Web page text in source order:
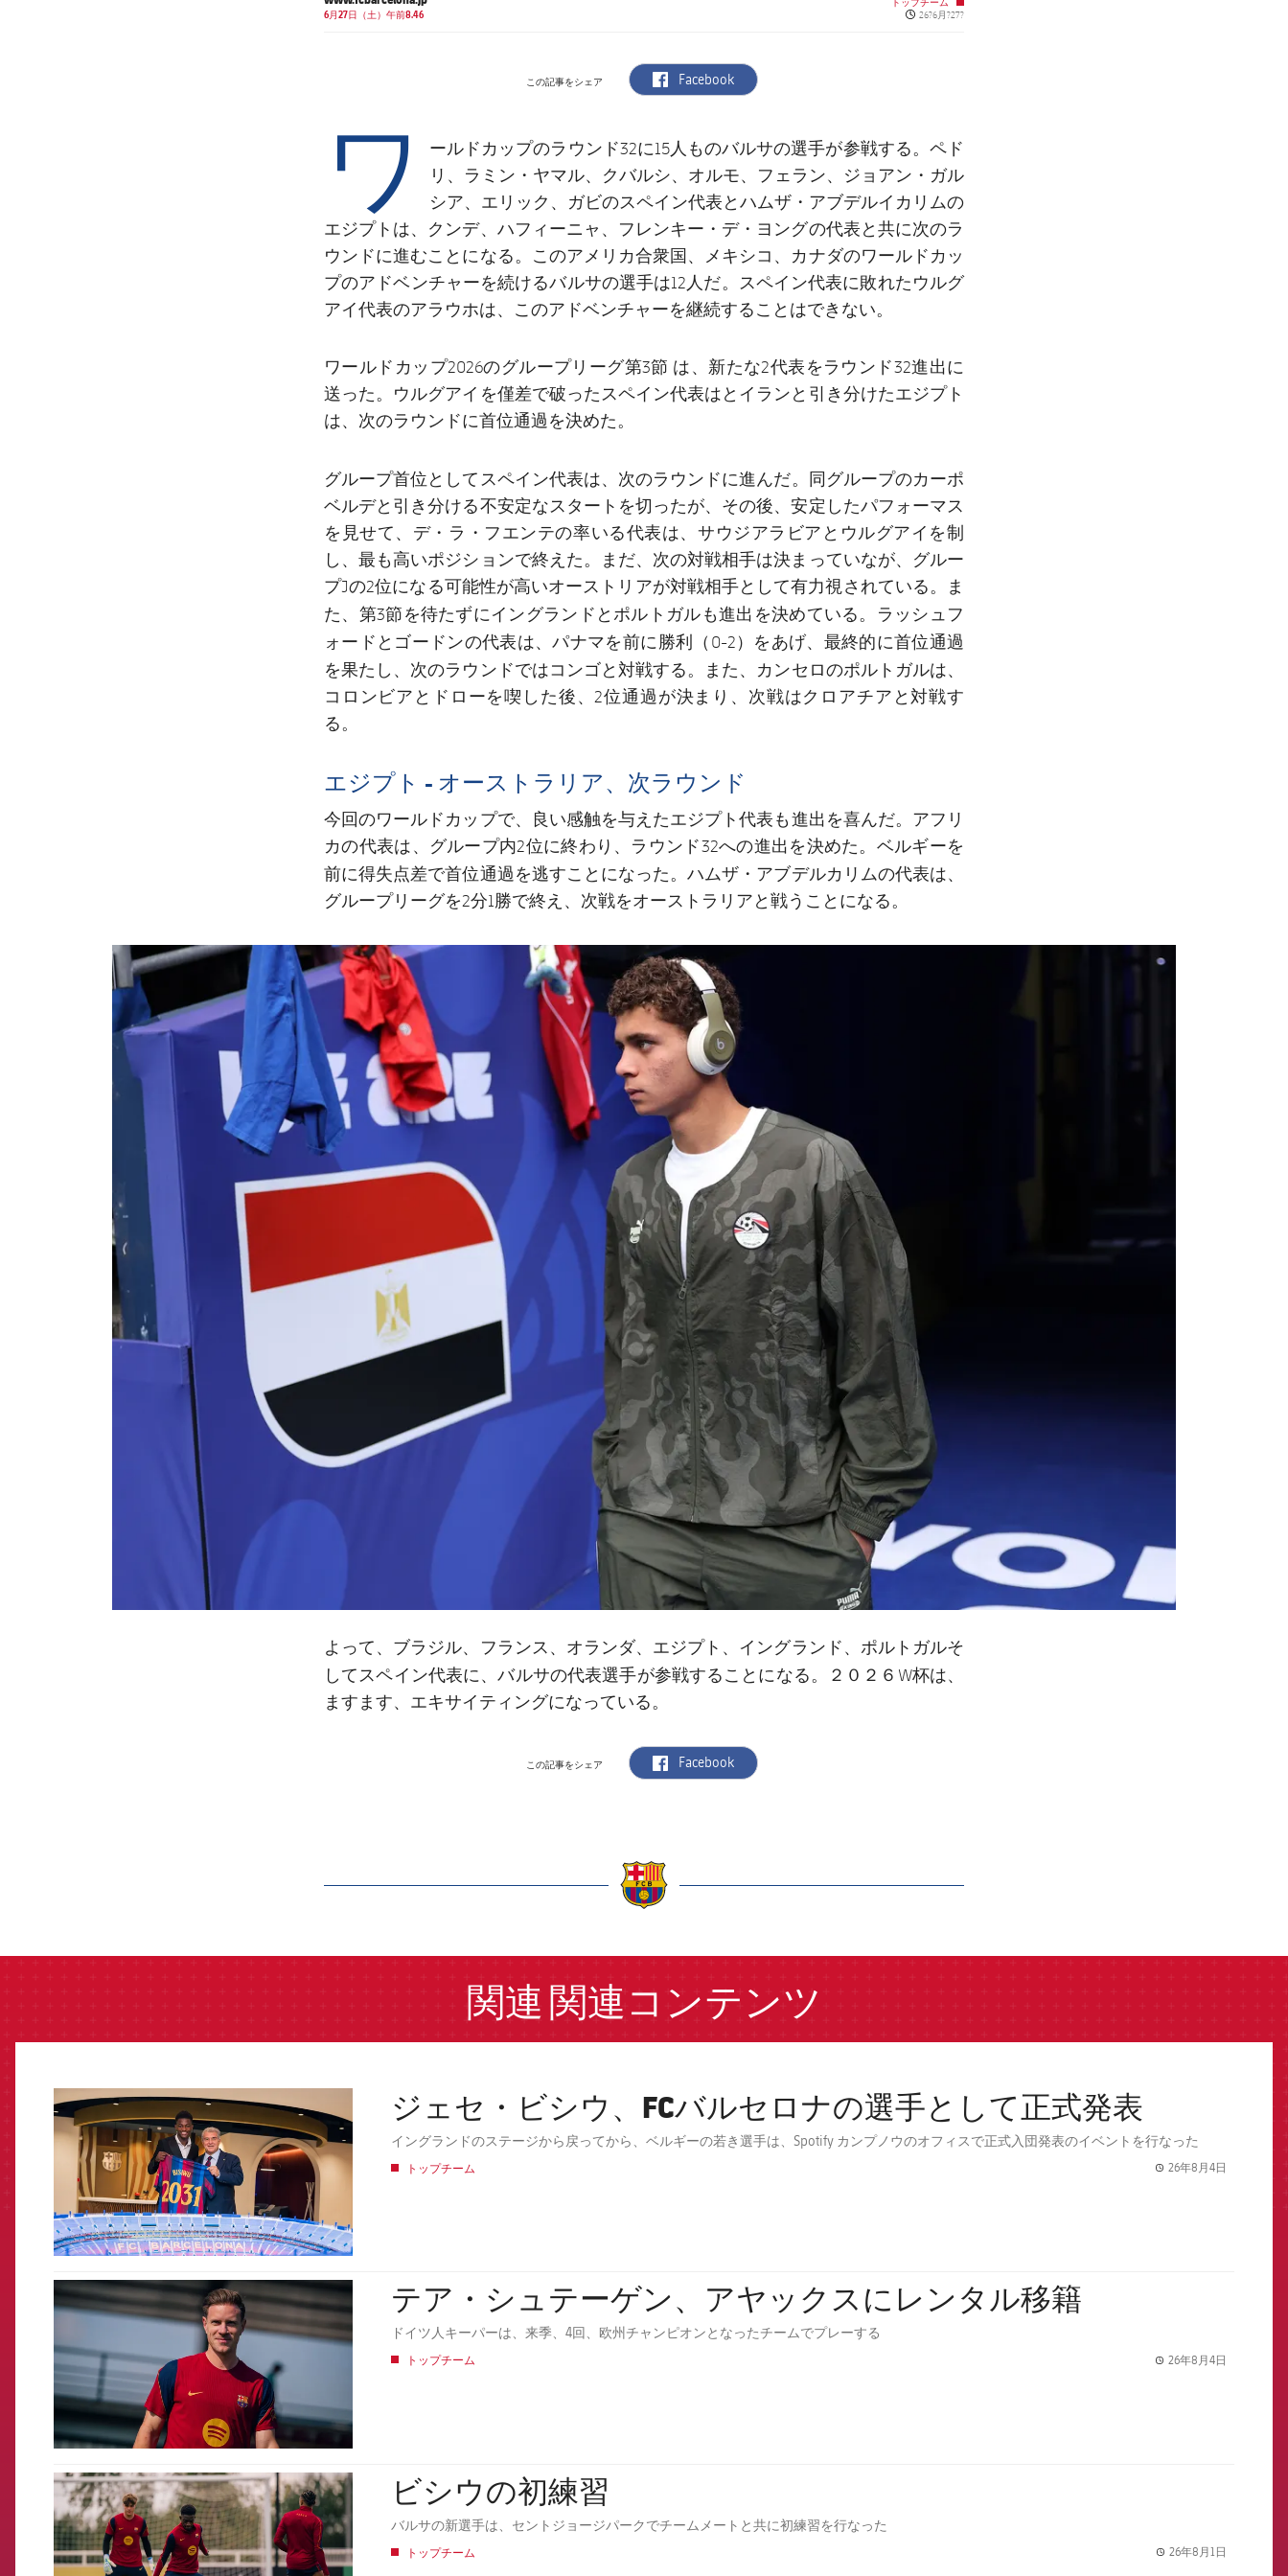
6月27日（土）午前8.46
Published news
26?6月?27?
この記事をシェア label.aria.facebook
Facebook
ワ
ールドカップのラウンド32に15人ものバルサの選手が参戦する。ペド
リ、ラミン・ヤマル、クバルシ、オルモ、フェラン、ジョアン・ガル
シア、エリック、ガビのスペイン代表とハムザ・アブデルイカリムの
エジプトは、クンデ、ハフィーニャ、フレンキー・デ・ヨングの代表と共に次のラ
ウンドに進むことになる。このアメリカ合衆国、メキシコ、カナダのワールドカッ
プのアドベンチャーを続けるバルサの選手は12人だ。スペイン代表に敗れたウルグ
アイ代表のアラウホは、このアドベンチャーを継続することはできない。
ワールドカップ2026のグループリーグ第3節 は、新たな2代表をラウンド32進出に
送った。ウルグアイを僅差で破ったスペイン代表はとイランと引き分けたエジプト
は、次のラウンドに首位通過を決めた。
グループ首位としてスペイン代表は、次のラウンドに進んだ。同グループのカーポ
ベルデと引き分ける不安定なスタートを切ったが、その後、安定したパフォーマス
を見せて、デ・ラ・フエンテの率いる代表は、サウジアラビアとウルグアイを制
し、最も高いポジションで終えた。まだ、次の対戦相手は決まっていなが、グルー
プJの2位になる可能性が高いオーストリアが対戦相手として有力視されている。ま
た、第3節を待たずにイングランドとポルトガルも進出を決めている。
ラッシュフ
ォードとゴードンの代表は、パナマを前に勝利（0-2）をあげ、最終的に首位通過
を果たし、次のラウンドではコンゴと対戦する。また、 カンセロのポルトガルは、
コロンビアとドローを喫した後、2位通過が決まり、次戦はクロアチアと対戦す
る。
エジプト - オーストラリア、次ラウンド
今回のワールドカップで、良い感触を与えたエジプト代表も進出を喜んだ。アフリ
カの代表は、グループ内2位に終わり、ラウンド32への進出を決めた。ベルギーを
前に得失点差で首位通過を逃すことになった。ハムザ・アブデルカリムの代表は、
グループリーグを2分1勝で終え、次戦をオーストラリアと戦うことになる。
よって、 ブラジル、フランス、オランダ、エジプト、イングランド、ポルトガルそ
してスペイン代表に、バルサの代表選手が参戦することになる。２０２６W杯は、
ますます、エキサイティングになっている。
この記事をシェア label.aria.facebook
Facebook
関連 関連コンテンツ
FCB Barcelona badge ジェセ・ビシウ、FCバルセロナの選手として正式発表
イングランドのステージから戻ってから、ベルギーの若き選手は、Spotify カンプノウのオフィスで正式入団発表のイベントを行なった
トップチーム 26年8月4日
FCB Barcelona badge テア・シュテーゲン、アヤックスにレンタル移籍
ドイツ人キーパーは、来季、4回、欧州チャンピオンとなったチームでプレーする
トップチーム 26年8月4日
FCB Barcelona badge ビシウの初練習
バルサの新選手は、セントジョージパークでチームメートと共に初練習を行なった
トップチーム 26年8月1日